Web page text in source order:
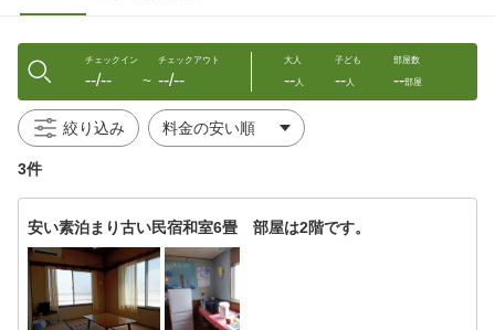
チェックイン
--/-- 〜
チェックアウト
--/--
大人
--人
子ども
--人
部屋数
--部屋
絞り込み
3件
安い素泊まり古い民宿和室6畳 部屋は2階です。